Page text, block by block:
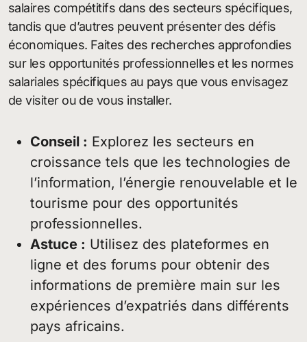
salaires compétitifs dans des secteurs spécifiques,
tandis que d’autres peuvent présenter des défis
économiques. Faites des recherches approfondies
sur les opportunités professionnelles et les normes
salariales spécifiques au pays que vous envisagez
de visiter ou de vous installer.
Conseil : Explorez les secteurs en
croissance tels que les technologies de
l’information, l’énergie renouvelable et le
tourisme pour des opportunités
professionnelles.
Astuce : Utilisez des plateformes en
ligne et des forums pour obtenir des
informations de première main sur les
expériences d’expatriés dans différents
pays africains.